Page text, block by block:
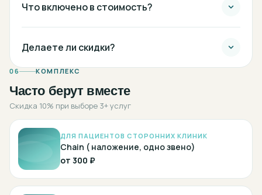
Что включено в стоимость?
Делаете ли скидки?
06 КОМПЛЕКС
Часто берут вместе
Скидка 10% при выборе 3+ услуг
ДЛЯ ПАЦИЕНТОВ СТОРОННИХ КЛИНИК
Chain ( наложение, одно звено)
от 300 ₽